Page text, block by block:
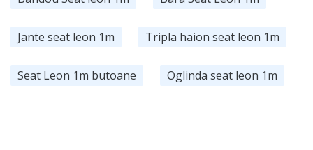
Jante seat leon 1m Tripla haion seat leon 1m
Seat Leon 1m butoane Oglinda seat leon 1m